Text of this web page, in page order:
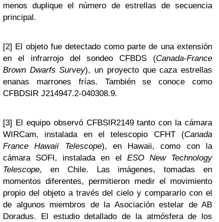
menos duplique el número de estrellas de secuencia
principal.
[2] El objeto fue detectado como parte de una extensión
en el infrarrojo del sondeo CFBDS (Canada-France
Brown Dwarfs Survey), un proyecto que caza estrellas
enanas marrones frías. También se conoce como
CFBDSIR J214947.2-040308.9.
[3] El equipo observó CFBSIR2149 tanto con la cámara
WIRCam, instalada en el telescopio CFHT (Canada
France Hawaii Telescope), en Hawaii, como con la
cámara SOFI, instalada en el ESO New Technology
Telescope, en Chile. Las imágenes, tomadas en
momentos diferentes, permitieron medir el movimiento
propio del objeto a través del cielo y compararlo con el
de algunos miembros de la Asociación estelar de AB
Doradus. El estudio detallado de la atmósfera de los